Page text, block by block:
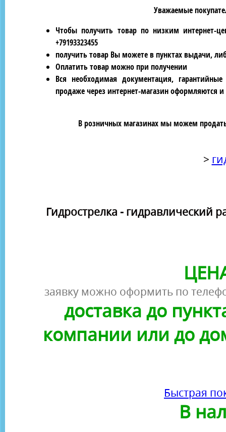
Уважаемые
Чтобы получить товар по низким интернет-
+79193323455
получить товар Вы можете в пунктах выдачи,
Оплатить товар можно при получении
Вся необходимая документация,
продаже через интернет-магазин оформляются
В розничных магазинах мы можем
>
Гидрострелка - гидравлический
заявку можно оформить по
доставка до
компании или до
Быстрая
В